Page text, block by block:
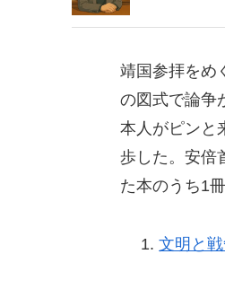
靖国参拝をめ
の図式で論争
本人がピンと
歩した。安倍
た本のうち1
文明と